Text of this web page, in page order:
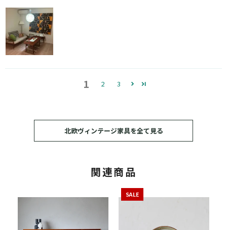
1 2 3
北欧ヴィンテージ家具を全て見る
関連商品
SALE